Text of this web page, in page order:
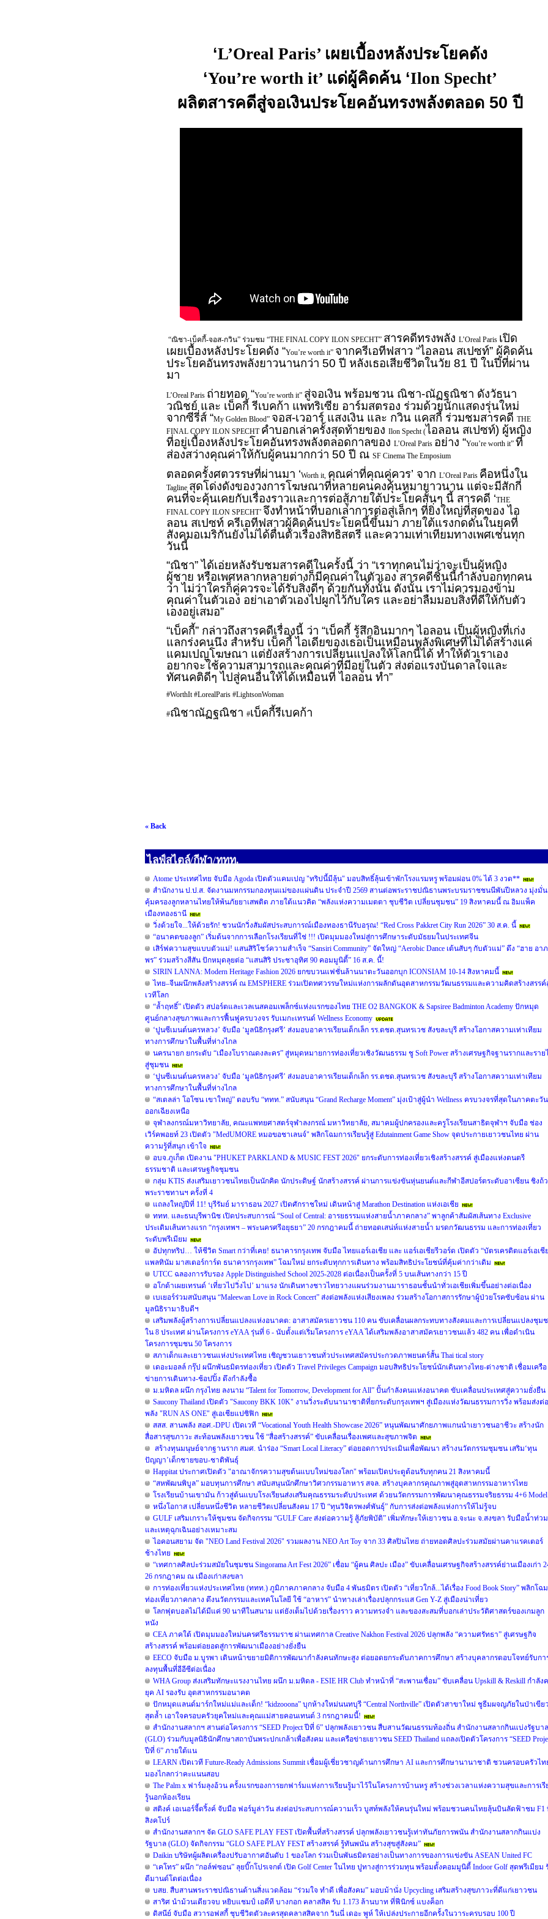
‘L’Oreal Paris’ เผยเบื้องหลังประโยคดัง
‘You’re worth it’ แด่ผู้คิดค้น ‘Ilon Specht’
ผลิตสารคดีสู่จอเงินประโยคอันทรงพลังตลอด 50 ปี
“ณิชา-เบ็คกี้-จอส-กวิน” ร่วมชม “THE FINAL COPY ILON SPECHT” สารคดีทรงพลัง L’Oreal Paris เปิด
เผยเบื้องหลังประโยคดัง “You’re worth it” จากครีเอทีฟสาว “ไอลอน สเปซท์” ผู้คิดค้น
ประโยคอันทรงพลังยาวนานกว่า 50 ปี หลังเธอเสียชีวิตในวัย 81 ปี ในปีที่ผ่าน
มา
L’Oreal Paris ถ่ายทอด “You’re worth it” สู่จอเงิน พร้อมชวน ณิชา-ณัฏฐณิชา ดังวัธนา
วณิชย์ และ เบ็คกี้ รีเบคก้า แพทริเซีย อาร์มสตรอง ร่วมด้วยนักแสดงรุ่นใหม่
จากซีรี่ส์ “My Golden Blood” จอส-เวอาร์ แสงเงิน และ กวิน แคสกี้ ร่วมชมสารคดี THE
FINAL COPY ILON SPECHT คำบอกเล่าครั้งสุดท้ายของ Ilon Specht (ไอลอน สเปซท์) ผู้หญิง
ที่อยู่เบื้องหลังประโยคอันทรงพลังตลอดกาลของ L’Oreal Paris อย่าง “You’re worth it” ที่
ส่องสว่างคุณค่าให้กับผู้คนมากกว่า 50 ปี ณ SF Cinema The Emposium
ตลอดครั้งศตวรรษที่ผ่านมา ‘Worth it, คุณค่าที่คุณคู่ควร’ จาก L’Oreal Paris คือหนึ่งใน
Tagline สุดโด่งดังของวงการโฆษณาที่หลายคนคงคุ้นหูมายาวนาน แต่จะมีสักกี่
คนที่จะคุ้นเคยกับเรื่องราวและการต่อสู้ภายใต้ประโยคสั้นๆ นี้ สารคดี ‘THE
FINAL COPY ILON SPECHT’ จึงทำหน้าที่บอกเล่าการต่อสู่เล็กๆ ที่ยิ่งใหญ่ที่สุดของ ไอ
ลอน สเปซท์ ครีเอทีฟสาวผู้คิดค้นประโยคนี้ขึ้นมา ภายใต้แรงกดดันในยุคที่
สังคมอเมริกันยังไม่ได้ตื่นตัวเรื่องสิทธิสตรี และความเท่าเทียมทางเพศเช่นทุก
วันนี้
“ณิชา” ได้เอ่ยหลังรับชมสารคดีในครั้งนี้ ว่า “เราทุกคนไม่ว่าจะเป็นผู้หญิง
ผู้ชาย หรือเพศหลากหลายต่างก็มีคุณค่าในตัวเอง สารคดีชิ้นนี้กำลังบอกทุกคน
ว่า ไม่ว่าใครก็คู่ควรจะได้รับสิ่งดีๆ ด้วยกันทั้งนั้น ดังนั้น เราไม่ควรมองข้าม
คุณค่าในตัวเอง อย่าเอาตัวเองไปผูกไว้กับใคร และอย่าลืมมอบสิ่งที่ดีให้กับตัว
เองอยู่เสมอ”
“เบ็คกี้” กล่าวถึงสารคดีเรื่องนี้ ว่า “เบ็คกี้ รู้สึกอินมากๆ ไอลอน เป็นผู้หญิงที่เก่ง
แลกร่งคนนึง สำหรับ เบ็คกี้ ไอเดียของเธอเป็นเหมือนพลังพิเศษที่ไม่ได้สร้างแค่
แคมเปญโฆษณา แต่ยังสร้างการเปลี่ยนแปลงให้โลกนี้ได้ ทำให้ตัวเราเอง
อยากจะใช้ความสามารถและคุณค่าที่มีอยู่ในตัว ส่งต่อแรงบันดาลใจและ
ทัศนคติดีๆ ไปสู่คนอื่นให้ได้เหมือนที่ ไอลอน ทำ”
#WorthIt #LorealParis #LightsonWoman
#ณิชาณัฏฐณิชา #เบ็คกี้รีเบคก้า
« Back
ไลฟ์สไตล์/กีฬา/ททท.
Atome ประเทศไทย จับมือ Agoda เปิดตัวแคมเปญ "ทริปนี้มีลุ้น" มอบสิทธิ์ลุ้นเข้าพักโรงแรมหรู พร้อมผ่อน 0% ได้ 3 งวด**
สำนักงาน ป.ป.ส. จัดงานมหกรรมกองทุนแม่ของแผ่นดิน ประจำปี 2569 สานต่อพระราชปณิธานพระบรมราชชนนีพันปีหลวง มุ่งมั่น
คุ้มครองลูกหลานไทยให้พ้นภัยยาเสพติด ภายใต้แนวคิด “พลังแห่งความเมตตา ชุบชีวิต เปลี่ยนชุมชน” 19 สิงหาคมนี้ ณ อิมแพ็ค
เมืองทองธานี
วิ่งด้วยใจ...ให้ด้วยรัก! ชวนนักวิ่งสัมผัสประสบการณ์เมืองทองธานีรับอรุณ! “Red Cross Pakkret City Run 2026” 30 ส.ค. นี้
“อนาคตของลูก” เริ่มต้นจากการเลือกโรงเรียนที่ใช่ !!! เปิดมุมมองใหม่สู่การศึกษาระดับมัธยมในประเทศจีน
เสิร์ฟความสุขแบบตัวแม่! แสนสิริโชว์ความสำเร็จ “Sansiri Community” จัดใหญ่ “Aerobic Dance เต้นสับๆ กับตัวแม่” ดึง “ฮาย อา
พร” ร่วมสร้างสีสัน ปักหมุดลุยต่อ “แสนสิริ ประชาอุทิศ 90 คอมมูนิตี้” 16 ส.ค. นี้!
SIRIN LANNA: Modern Heritage Fashion 2026 ยกขบวนแฟชั่นล้านนาตะวันออกบุก ICONSIAM 10-14 สิงหาคมนี้
ไทย–จีนผนึกพลังสร้างสรรค์ ณ EMSPHERE ร่วมเปิดทศวรรษใหม่แห่งการผลักดันอุตสาหกรรมวัฒนธรรมและความคิดสร้างสรรค์
เวทีโลก
“ล้ำฤทธิ์” เปิดตัว สปอร์ตและเวลเนสคอมเพล็กซ์แห่งแรกของไทย THE O2 BANGKOK & Sapsiree Badminton Academy ปักหมุด
ศูนย์กลางสุขภาพและการฟื้นฟูครบวงจร รับเมกะเทรนด์ Wellness Economy
‘ปูนซีเมนต์นครหลวง’ จับมือ ‘มูลนิธิกรุงศรี’ ส่งมอบอาคารเรียนเด็กเล็ก รร.ตชด.สุนทรเวช สังขละบุรี สร้างโอกาสความเท่าเทียม
ทางการศึกษาในพื้นที่ห่างไกล
นครนายก ยกระดับ “เมืองโบราณดงละคร” สู่หมุดหมายการท่องเที่ยวเชิงวัฒนธรรม ชู Soft Power สร้างเศรษฐกิจฐานรากและราย
สู่ชุมชน
‘ปูนซีเมนต์นครหลวง’ จับมือ ‘มูลนิธิกรุงศรี’ ส่งมอบอาคารเรียนเด็กเล็ก รร.ตชด.สุนทรเวช สังขละบุรี สร้างโอกาสความเท่าเทียม
ทางการศึกษาในพื้นที่ห่างไกล
“สเตลล่า โอโซน เขาใหญ่” ตอบรับ “ททท.” สนับสนุน “Grand Recharge Moment” มุ่งเป้าสู่ผู้นำ Wellness ครบวงจรที่สุดในภาคตะวัน
ออกเฉียงเหนือ
จุฬาลงกรณ์มหาวิทยาลัย, คณะแพทยศาสตร์จุฬาลงกรณ์ มหาวิทยาลัย, สมาคมผู้ปกครองและครูโรงเรียนสาธิตจุฬาฯ จับมือ ช่อง
เวิร์คพอยท์ 23 เปิดตัว "MedUMORE หมอขอชาเลนจ์" พลิกโฉมการเรียนรู้สู่ Edutainment Game Show จุดประกายเยาวชนไทย ผ่าน
ความรู้ที่สนุก เข้าใจ
อบจ.ภูเก็ต เปิดงาน "PHUKET PARKLAND & MUSIC FEST 2026" ยกระดับการท่องเที่ยวเชิงสร้างสรรค์ สู่เมืองแห่งดนตรี
ธรรมชาติ และเศรษฐกิจชุมชน
กลุ่ม KTIS ส่งเสริมเยาวชนไทยเป็นนักคิด นักประดิษฐ์ นักสร้างสรรค์ ผ่านการแข่งขันหุ่นยนต์และกีฬาอีสปอร์ตระดับอาเซียน ชิงถ้
พระราชทานฯ ครั้งที่ 4
แถลงใหญ่ปีที่ 11! บุรีรัมย์ มาราธอน 2027 เปิดศักราชใหม่ เดินหน้าสู่ Marathon Destination แห่งเอเชีย
ททท. และธนบุรีพานิช เปิดประสบการณ์ “Soul of Central: อารยธรรมแห่งสายน้ำภาคกลาง” พาลูกค้าสัมผัสเส้นทาง Exclusive
ประเดิมเส้นทางแรก “กรุงเทพฯ – พระนครศรีอยุธยา” 20 กรกฎาคมนี้ ถ่ายทอดเสน่ห์แห่งสายน้ำ มรดกวัฒนธรรม และการท่องเที่ยว
ระดับพรีเมียม
อัปทุกทริป… ให้ชีวิต Smart กว่าที่เคย! ธนาคารกรุงเทพ จับมือ ไทยแอร์เอเชีย และ แอร์เอเชียรีวอร์ด เปิดตัว “บัตรเครดิตแอร์เอเชีย
แพลทินัม มาสเตอร์การ์ด ธนาคารกรุงเทพ” โฉมใหม่ ยกระดับทุกการเดินทาง พร้อมสิทธิประโยชน์ที่คุ้มค่ากว่าเดิม
UTCC ฉลองการรับรอง Apple Distinguished School 2025-2028 ต่อเนื่องเป็นครั้งที่ 5 บนเส้นทางกว่า 15 ปี
อโกด้าเผยเทรนด์ ‘เที่ยวไปวิ่งไป’ มาแรง นักเดินทางชาวไทยวางแผนร่วมงานมาราธอนชั้นนำทั่วเอเชียเพิ่มขึ้นอย่างต่อเนื่อง
เบเยอร์ร่วมสนับสนุน “Maleewan Love in Rock Concert” ส่งต่อพลังแห่งเสียงเพลง ร่วมสร้างโอกาสการรักษาผู้ป่วยโรคซับซ้อน ผ่าน
มูลนิธิรามาธิบดีฯ
เสริมพลังผู้สร้างการเปลี่ยนแปลงแห่งอนาคต: อาสาสมัครเยาวชน 110 คน ขับเคลื่อนผลกระทบทางสังคมและการเปลี่ยนแปลงชุม
ใน 8 ประเทศ ผ่านโครงการ eYAA รุ่นที่ 6 - นับตั้งแต่เริ่มโครงการ eYAA ได้เสริมพลังอาสาสมัครเยาวชนแล้ว 482 คน เพื่อดำเนิน
โครงการชุมชน 50 โครงการ
สภาเด็กและเยาวชนแห่งประเทศไทย เชิญชวนเยาวชนทั่วประเทศสมัครประกวดภาพยนตร์สั้น Thai tical story
เดอะมอลล์ กรุ๊ป ผนึกพันธมิตรท่องเที่ยว เปิดตัว Travel Privileges Campaign มอบสิทธิประโยชน์นักเดินทางไทย-ต่างชาติ เชื่อมเครือ
ข่ายการเดินทาง-ช้อปปิ้ง ดึงกำลังซื้อ
ม.มหิดล ผนึก กรุงไทย ลงนาม “Talent for Tomorrow, Development for All” ปั้นกำลังคนแห่งอนาคต ขับเคลื่อนประเทศสู่ความยั่งยืน
Saucony Thailand เปิดตัว "Saucony BKK 10K" งานวิ่งระดับนานาชาติที่ยกระดับกรุงเทพฯ สู่เมืองแห่งวัฒนธรรมการวิ่ง พร้อมส่งต่อ
พลัง "RUN AS ONE" สู่เอเชียแปซิฟิก
สสส. สานพลัง สอศ.-DPU เปิดเวที “Vocational Youth Health Showcase 2026” หนุนพัฒนาศักยภาพแกนนำเยาวชนอาชีวะ สร้างนัก
สื่อสารสุขภาวะ สะท้อนพลังเยาวชน ใช้ “สื่อสร้างสรรค์” ขับเคลื่อนเรื่องเพศและสุขภาพจิต
สร้างทุนมนุษย์จากฐานราก สมศ. นำร่อง “Smart Local Literacy” ต่อยอดการประเมินเพื่อพัฒนา สร้างนวัตกรรมชุมชน เสริม‘ทุน
ปัญญา’เด็กชายขอบ-ชาติพันธุ์
Happitat ประกาศเปิดตัว "อาณาจักรความสุขต้นแบบใหม่ของโลก" พร้อมเปิดประตูต้อนรับทุกคน 21 สิงหาคมนี้
“สหพัฒนพิบูล” มอบทุนการศึกษา สนับสนุนนักศึกษาวิศวกรรมอาหาร สจล. สร้างบุคลากรคุณภาพสู่อุตสาหกรรมอาหารไทย
โรงเรียนบ้านเขามัน ก้าวสู่ต้นแบบโรงเรียนส่งเสริมคุณธรรมระดับประเทศ ด้วยนวัตกรรมการพัฒนาคุณธรรมจริยธรรม 4+6 Model
หนึ่งโอกาส เปลี่ยนหนึ่งชีวิต หลายชีวิตเปลี่ยนสังคม 17 ปี “ทุนวิจิตรพงศ์พันธุ์” กับการส่งต่อพลังแห่งการให้ไม่รู้จบ
GULF เสริมเกราะให้ชุมชน จัดกิจกรรม “GULF Care ส่งต่อความรู้ สู้ภัยพิบัติ” เพิ่มทักษะให้เยาวชน อ.จะนะ จ.สงขลา รับมือน้ำท่วม
และเหตุฉุกเฉินอย่างเหมาะสม
ไอคอนสยาม จัด "NEO Land Festival 2026" รวมผลงาน NEO Art Toy จาก 33 ศิลปินไทย ถ่ายทอดศิลปะร่วมสมัยผ่านคาแรคเตอร์
ช้างไทย
“เทศกาลศิลปะร่วมสมัยในชุมชน Singorama Art Fest 2026” เชื่อม “ผู้คน ศิลปะ เมือง” ขับเคลื่อนเศรษฐกิจสร้างสรรค์ย่านเมืองเก่า
26 กรกฎาคม ณ เมืองเก่าสงขลา
การท่องเที่ยวแห่งประเทศไทย (ททท.) ภูมิภาคภาคกลาง จับมือ 4 พันธมิตร เปิดตัว “เที่ยวใกล้...ได้เรื่อง Food Book Story” พลิกโฉม
ท่องเที่ยวภาคกลาง ดึงนวัตกรรมและเทคโนโลยี ใช้ “อาหาร” นำทางเล่าเรื่องปลุกกระแส Gen Y-Z สู่เมืองน่าเที่ยว
โลกฟุตบอลไม่ได้มีแค่ 90 นาทีในสนาม แต่ยังเต็มไปด้วยเรื่องราว ความทรงจำ และของสะสมที่บอกเล่าประวัติศาสตร์ของเกมลูก
หนัง
CEA ภาคใต้ เปิดมุมมองใหม่นครศรีธรรมราช ผ่านเทศกาล Creative Nakhon Festival 2026 ปลุกพลัง “ความศรัทธา” สู่เศรษฐกิจ
สร้างสรรค์ พร้อมต่อยอดสู่การพัฒนาเมืองอย่างยั่งยืน
EECO จับมือ ม.บูรพา เดินหน้าขยายมิติการพัฒนากำลังคนทักษะสูง ต่อยอดยกระดับภาคการศึกษา สร้างบุคลากรตอบโจทย์รับกา
ลงทุนพื้นที่อีอีซีต่อเนื่อง
WHA Group ส่งเสริมทักษะแรงงานไทย ผนึก ม.มหิดล - ESIE HR Club ทำหน้าที่ “สะพานเชื่อม” ขับเคลื่อน Upskill & Reskill กำลัง
ยุค AI รองรับ อุตสาหกรรมอนาคต
ปักหมุดแลนด์มาร์กใหม่แม่และเด็ก! “kidzooona” บุกห้างใหม่นนทบุรี “Central Northville” เปิดตัวสาขาใหม่ ชูธีมผจญภัยในป่าเขียว
สุดล้ำ เอาใจครอบครัวยุคใหม่และคุณแม่สายคอนเทนต์ 3 กรกฎาคมนี้!
สำนักงานสลากฯ สานต่อโครงการ “SEED Project ปีที่ 6” ปลุกพลังเยาวชน สืบสานวัฒนธรรมท้องถิ่น สำนักงานสลากกินแบ่งรัฐบาล
(GLO) ร่วมกับมูลนิธินักศึกษาสถาบันพระปกเกล้าเพื่อสังคม และเครือข่ายเยาวชน SEED Thailand แถลงเปิดตัวโครงการ “SEED
ปีที่ 6” ภายใต้แน
LEARN เปิดเวที Future-Ready Admissions Summit เชื่อมผู้เชี่ยวชาญด้านการศึกษา AI และการศึกษานานาชาติ ชวนครอบครัวไท
มองไกลกว่าคะแนนสอบ
The Palm x ฟาร์มลุงอ้วน ครั้งแรกของการยกฟาร์มแห่งการเรียนรู้มาไว้ในโครงการบ้านหรู สร้างช่วงเวลาแห่งความสุขและการเรี
รู้นอกห้องเรียน
สติงค์ เอเนอร์จี้ดริ้งค์ จับมือ ฟอร์มูล่าวัน ส่งต่อประสบการณ์ความเร็ว บูสท์พลังให้คนรุ่นใหม่ พร้อมชวนคนไทยลุ้นบินลัดฟ้าชม F1
สิงคโปร์
สำนักงานสลากฯ จัด GLO SAFE PLAY FEST เปิดพื้นที่สร้างสรรค์ ปลุกพลังเยาวชนรู้เท่าทันภัยการพนัน สำนักงานสลากกินแบ่ง
รัฐบาล (GLO) จัดกิจกรรม “GLO SAFE PLAY FEST สร้างสรรค์ รู้ทันพนัน สร้างสุขสู่สังคม”
Daikin บริษัทผู้ผลิตเครื่องปรับอากาศอันดับ 1 ของโลก ร่วมเป็นพันธมิตรอย่างเป็นทางการของการแข่งขัน ASEAN United FC
“เคโทร” ผนึก “กอล์ฟซอน” ลุยบิ๊กโปรเจกต์ เปิด Golf Center ในไทย ปูทางสู่การร่วมทุน พร้อมตั้งคอมมูนิตี้ Indoor Golf สุดพรีเมียม
ดีมานด์โตต่อเนื่อง
บสย. สืบสานพระราชปณิธานด้านสิ่งแวดล้อม “ร่วมใจ ทำดี เพื่อสังคม” มอบม้านั่ง Upcycling เสริมสร้างสุขภาวะที่ดีแก่เยาวชน
สาริศ นำม้วนเดียวจบ หยิบแชมป์ เอดีที บางกอก คลาสสิค รับ 1.173 ล้านบาท ที่ฟีนิกซ์ แบงค็อก
ดิสนีย์ จับมือ สวารอฟสกี้ ชุบชีวิตตัวละครสุดคลาสสิคจาก วินนี่ เดอะ พูห์ ให้เปล่งประกายอีกครั้งในวาระครบรอบ 100 ปี